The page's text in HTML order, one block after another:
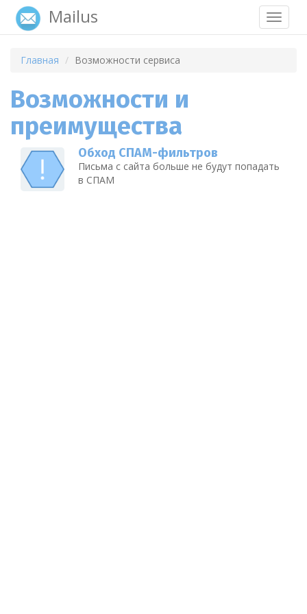
Toggle
Mailus
Главная Возможности сервиса
Возможности и
преимущества
Обход СПАМ-фильтров
Письма с сайта больше не будут попадать
в СПАМ